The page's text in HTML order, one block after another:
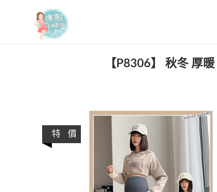
漂亮小媽咪
【P8306】 秋冬 厚
特 價